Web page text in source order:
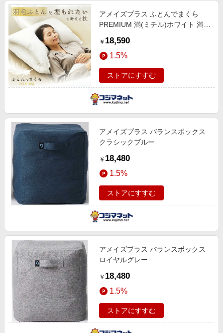
アメイズプラス ふとんでまくら
PREMIUM 満(ミチル)ホワイト 満
￥ 18,590
1.5%
ストアにすすむ
アメイズプラス バランスボックス
クラシックブルー
￥ 18,480
1.5%
ストアにすすむ
アメイズプラス バランスボックス
ロイヤルグレー
￥ 18,480
1.5%
ストアにすすむ